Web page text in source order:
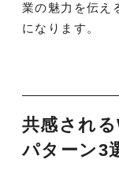
業の魅力を伝え
になります。
共感され
パターン3